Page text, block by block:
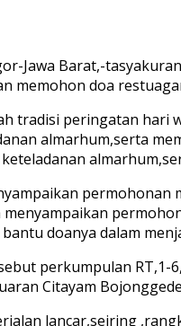
Jawa Barat,-
memohon doa
tradisi peringatan
almarhum,serta
doanya dalam
perkumpulan RT,1-
Citayam
lancar,seiring